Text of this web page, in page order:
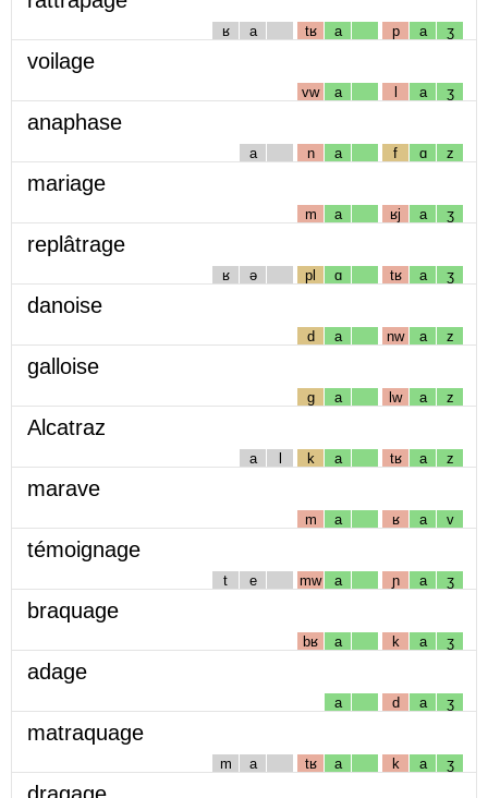
ʁ a tʁ a p a ʒ
voilage
vw a l a ʒ
anaphase
a n a f ɑ z
mariage
m a ʁj a ʒ
replâtrage
ʁ ə pl ɑ tʁ a ʒ
danoise
d a nw a z
galloise
g a lw a z
Alcatraz
a l k a tʁ a z
marave
m a ʁ a v
témoignage
t e mw a ɲ a ʒ
braquage
bʁ a k a ʒ
adage
a d a ʒ
matraquage
m a tʁ a k a ʒ
dragage